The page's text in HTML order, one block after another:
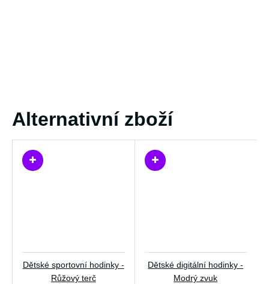
Alternativní zboží
Dětské sportovní hodinky -
Růžový terč
Dětské digitální hodinky -
Modrý zvuk